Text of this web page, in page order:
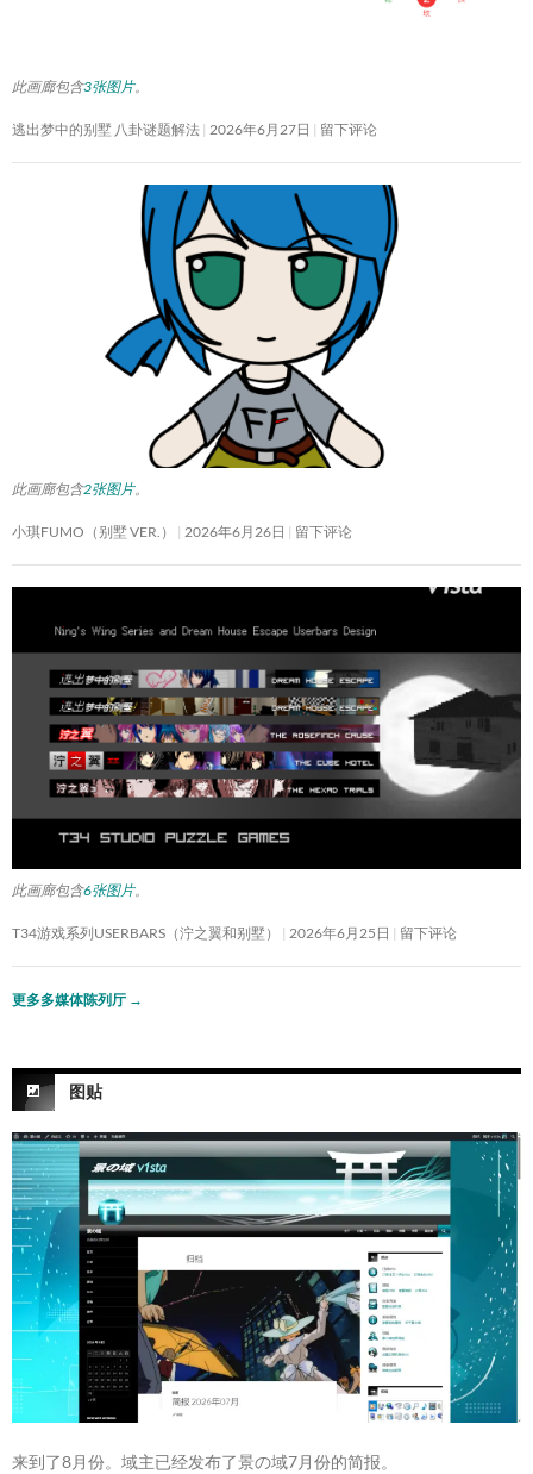
此画廊包含3张图片。
逃出梦中的别墅 八卦谜题解法 2026年6月27日 留下评论
此画廊包含2张图片。
小琪FUMO（别墅 VER.） 2026年6月26日 留下评论
此画廊包含6张图片。
T34游戏系列USERBARS（泞之翼和别墅） 2026年6月25日 留下评论
更多多媒体陈列厅 →
图贴
来到了8月份。域主已经发布了景の域7月份的简报。